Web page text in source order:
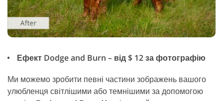
Ефект Dodge and Burn – від $ 12 за фотографію
Ми можемо зробити певні частини зображень вашого
улюбленця світлішими або темнішими за допомогою